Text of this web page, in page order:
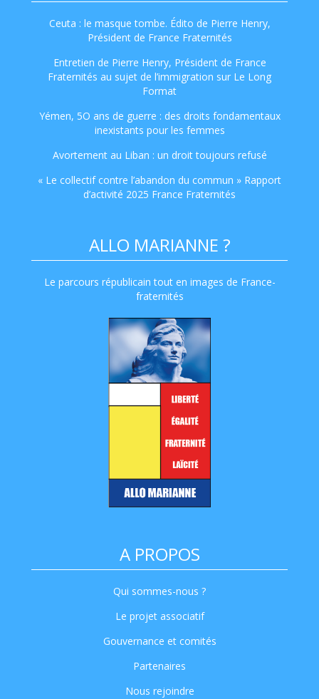
Ceuta : le masque tombe. Édito de Pierre Henry,
Président de France Fraternités
Entretien de Pierre Henry, Président de France
Fraternités au sujet de l’immigration sur Le Long
Format
Yémen, 5O ans de guerre : des droits fondamentaux
inexistants pour les femmes
Avortement au Liban : un droit toujours refusé
« Le collectif contre l’abandon du commun » Rapport
d’activité 2025 France Fraternités
ALLO MARIANNE ?
Le parcours républicain tout en images de France-
fraternités
A PROPOS
Qui sommes-nous ?
Le projet associatif
Gouvernance et comités
Partenaires
Nous rejoindre